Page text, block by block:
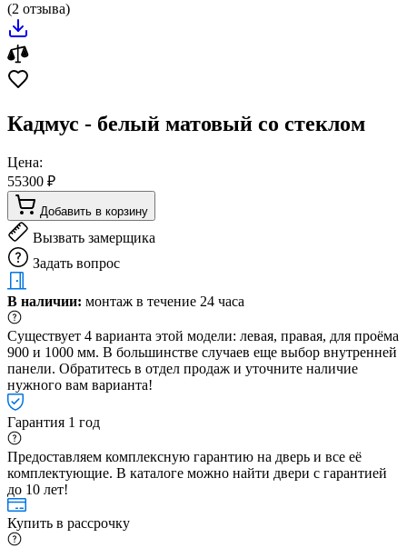
(2 отзыва)
Кадмус - белый матовый со стеклом
Цена:
55300 ₽
Добавить в корзину
Вызвать замерщика
Задать вопрос
В наличии: монтаж в течение 24 часа
Существует 4 варианта этой модели: левая, правая, для проёма
900 и 1000 мм. В большинстве случаев еще выбор внутренней
панели. Обратитесь в отдел продаж и уточните наличие
нужного вам варианта!
Гарантия 1 год
Предоставляем комплексную гарантию на дверь и все её
комплектующие. В каталоге можно найти двери с гарантией
до 10 лет!
Купить в рассрочку